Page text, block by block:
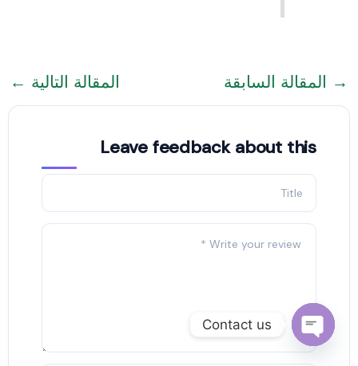
→ المقالة السابقة المقالة التالية ←
Leave feedback about this
Contact us
Open